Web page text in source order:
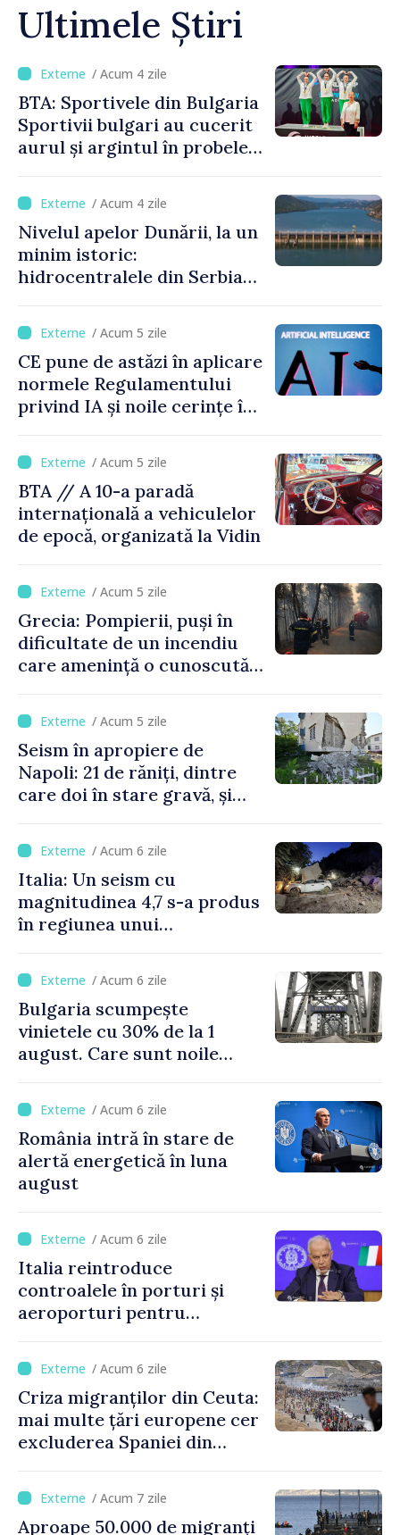
Ultimele Știri
/ Acum 4 zile
BTA: Sportivele din Bulgaria
Sportivii bulgari au cucerit
aurul și argintul în probele
de gimnastică aerobică de la
Oradea
/ Acum 4 zile
Nivelul apelor Dunării, la un
minim istoric:
hidrocentralele din Serbia
capacitate
/ Acum 5 zile
CE pune de astăzi în aplicare
normele Regulamentului
privind IA și noile cerințe în
/ Acum 5 zile
BTA // A 10-a paradă
internațională a vehiculelor
de epocă, organizată la Vidin
/ Acum 5 zile
Grecia: Pompierii, puși în
dificultate de un incendiu
care amenință o cunoscută
/ Acum 5 zile
Seism în apropiere de
Napoli: 21 de răniți, dintre
care doi în stare gravă, și
/ Acum 6 zile
Italia: Un seism cu
magnitudinea 4,7 s-a produs
în regiunea unui
de Napoli
/ Acum 6 zile
Bulgaria scumpește
vinietele cu 30% de la 1
august. Care sunt noile
/ Acum 6 zile
România intră în stare de
alertă energetică în luna
august
/ Acum 6 zile
Italia reintroduce
controalele în porturi și
aeroporturi pentru
crizei migranților din Ceuta
/ Acum 6 zile
Criza migranților din Ceuta:
mai multe țări europene cer
excluderea Spaniei din
/ Acum 7 zile
Aproape 50.000 de migranți